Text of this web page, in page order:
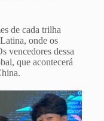
de cada trilha
onde os
vencedores dessa
que acontecerá